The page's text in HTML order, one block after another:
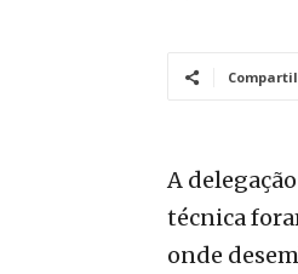
A
técnica
onde